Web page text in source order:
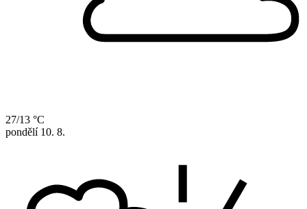
27/13 °C
pondělí 10. 8.